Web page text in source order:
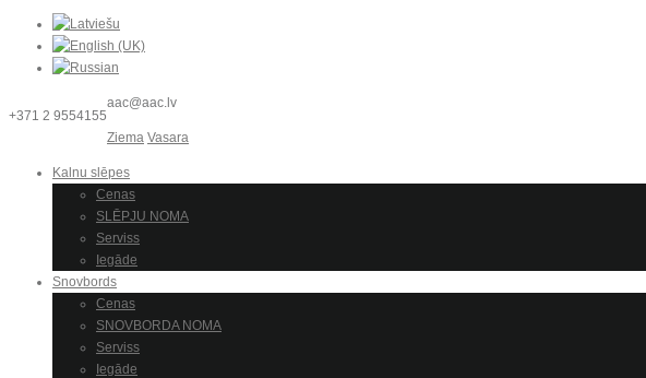
+371 2 9554155
aac@aac.lv
Ziema Vasara
Kalnu slēpes
Cenas
SLĒPJU NOMA
Serviss
Iegāde
Snovbords
Cenas
SNOVBORDA NOMA
Serviss
Iegāde